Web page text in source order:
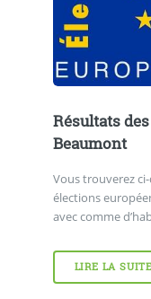
Résultats
Beaumont
Vous trouverez
élections
avec comme
LIRE LA SUITE